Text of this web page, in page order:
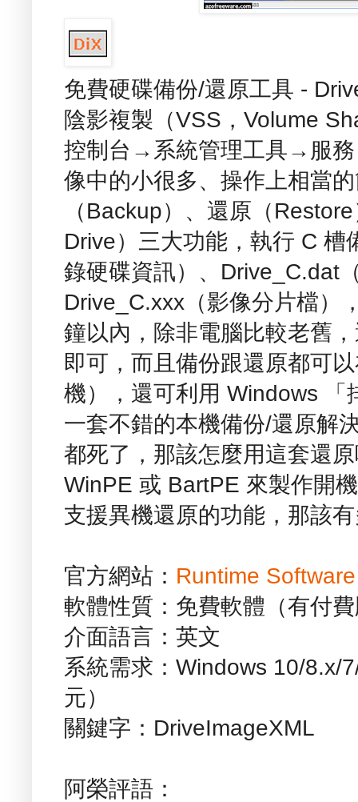
免費硬碟備份/還原工具 -
陰影複製（VSS，Volume
控制台→系統管理工具→服務
像中的小很多、操作上相當
（Backup）、還原（
Drive）三大功能，執行 C 槽
錄硬碟資訊）、Drive_C.dat
Drive_C.xxx（影像分片檔）
鐘以內，除非電腦比較老舊
即可，而且備份跟還原都可
機），還可利用 Windows 「
一套不錯的本機備份/還原解
都死了，那該怎麼用這套還
WinPE 或 BartPE 來製作開
支援異機還原的功能，那該
官方網站： Runtime Software
軟體性質：免費軟體（有付
介面語言：英文
系統需求：Windows 10/8.x/
元）
關鍵字：DriveImageXML
阿榮評語：